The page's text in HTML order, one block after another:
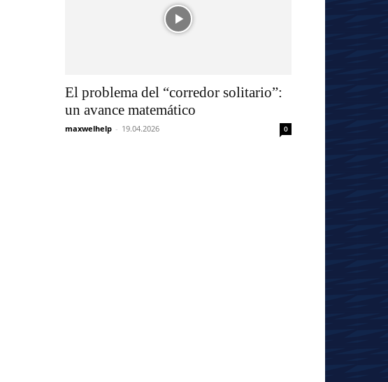
El problema del “corredor solitario”:
un avance matemático
maxwelhelp - 19.04.2026 0